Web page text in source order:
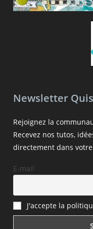
Newsletter
Rejoignez la
Recevez nos tutos,
directement dans
E-mail
J'accepte la